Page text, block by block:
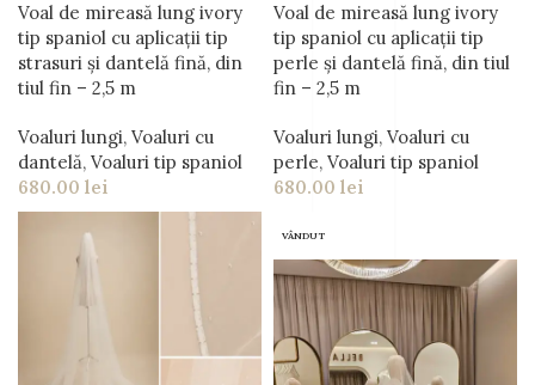
Voal de mireasă lung ivory
tip spaniol cu aplicații tip
strasuri și dantelă fină, din
tiul fin – 2,5 m
Voaluri lungi, Voaluri cu
dantelă, Voaluri tip spaniol
680.00 lei
Voal de mireasă lung ivory
tip spaniol cu aplicații tip
perle și dantelă fină, din tiul
fin – 2,5 m
Voaluri lungi, Voaluri cu
perle, Voaluri tip spaniol
680.00 lei
VÂNDUT